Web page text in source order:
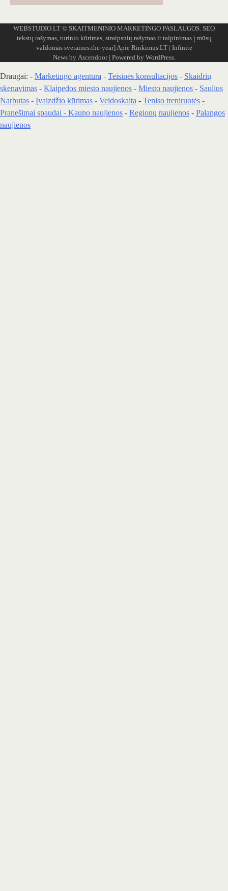
WEBSTUDIO.LT © SKAITMENINIO MARKETINGO PASLAUGOS. SEO
tekstų rašymas, turinio kūrimas, straipsnių rašymas ir talpinimas į mūsų
valdomas svetaines.the-year]Apie Rinkimus.LT| Infinite
News by Ascendoor| Powered by WordPress.
Draugai: - Marketingo agentūra - Teisinės konsultacijos - Skaidrių
skenavimas - Klaipedos miesto naujienos - Miesto naujienos - Saulius
Narbutas - Įvaizdžio kūrimas - Veidoskaita - Teniso treniruotės -
Pranešimai spaudai - Kauno naujienos - Regionų naujienos - Palangos
naujienos